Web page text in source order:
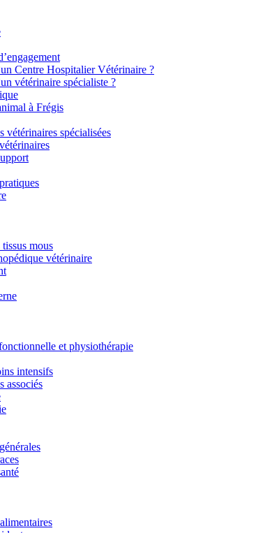
Centre Hospitalier Vétérinaire ?
vétérinaire spécialiste ?
à Frégis
vétérinaires spécialisées
mous
vétérinaire
et physiothérapie
intensifs
associés